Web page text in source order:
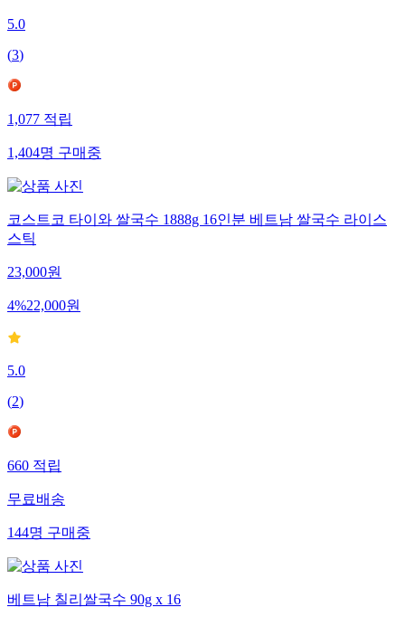
5.0
(3)
1,077적립
1,404명구매중
코스트코 타이와 쌀국수 1888g 16인분 베트남 쌀국수 라이스
스틱
23,000원
4%22,000원
5.0
(2)
660적립
무료배송
144명구매중
베트남 칠리쌀국수 90g x 16